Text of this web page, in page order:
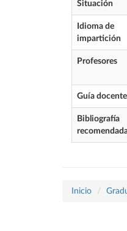
Situación
Idioma de
impartición
Profesores
Guía docente
Bibliografía
Inicio